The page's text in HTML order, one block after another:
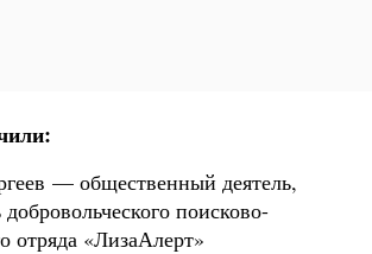
— общественный деятель,
добровольческого поисково-
отряда «ЛизаАлерт»